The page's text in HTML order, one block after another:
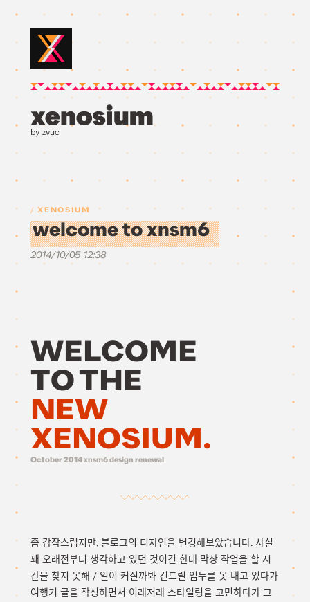
by zvuc
XENOSIUM
welcome to xnsm6
2014/10/05 12:38
WELCOME
TO THE
NEW
XENOSIUM.
October 2014 xnsm6 design renewal
좀 갑작스럽지만, 블로그의 디자인을 변경해보았습니다. 사실
꽤 오래전부터 생각하고 있던 것이긴 한데 막상 작업을 할 시
간을 찾지 못해 / 일이 커질까봐 건드릴 엄두를 못 내고 있다가
여행기 글을 작성하면서 이래저래 스타일링을 고민하다가 그